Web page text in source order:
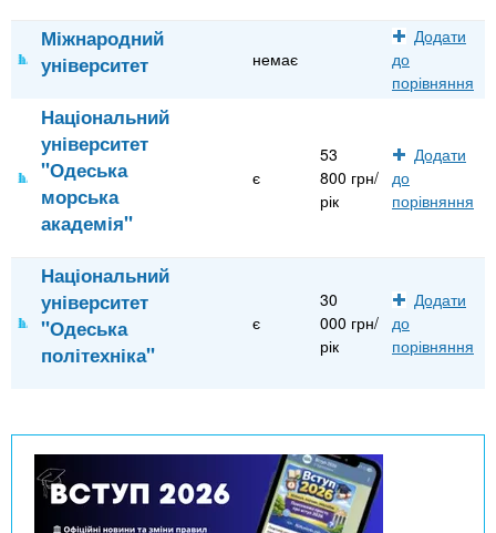
Міжнародний
університет
немає
Додати
до
порівняння
Національний
університет
"Одеська
морська
академія"
є
53
800 грн/
рік
Додати
до
порівняння
Національний
університет
"Одеська
політехніка"
є
30
000 грн/
рік
Додати
до
порівняння